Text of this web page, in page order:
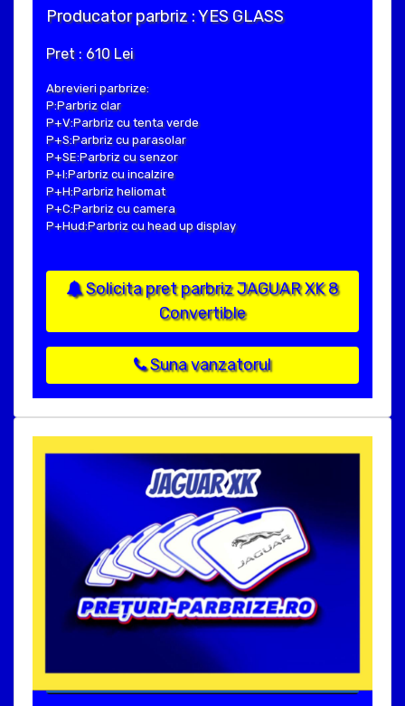
Producator parbriz : YES GLASS
Pret : 610 Lei
Abrevieri parbrize:
P:Parbriz clar
P+V:Parbriz cu tenta verde
P+S:Parbriz cu parasolar
P+SE:Parbriz cu senzor
P+I:Parbriz cu incalzire
P+H:Parbriz heliomat
P+C:Parbriz cu camera
P+Hud:Parbriz cu head up display
Solicita pret parbriz JAGUAR XK 8
Convertible
Suna vanzatorul